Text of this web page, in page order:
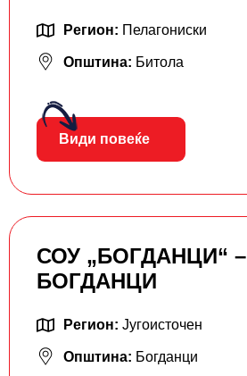
Регион: Пелагониски
Општина: Битола
Види повеќе
СОУ „БОГДАНЦИ“ –
БОГДАНЦИ
Регион: Југоисточен
Општина: Богданци